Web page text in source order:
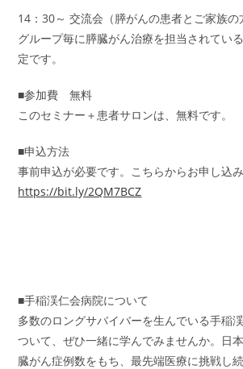
14：30～ 交流会（膵がんの患者とご家族
グループ毎に膵臓がん治療を担当されてい
定です。
■参加費 無料
このセミナー＋患者サロンは、無料です。
■申込方法
事前申込が必要です。こちらからお申し込
https://bit.ly/2QM7BCZ
■手稲渓仁会病院について
多数のロングサバイバーを生んでいる手稲
ついて、ぜひ一緒に学んでみませんか。日
臓がん症例数をもち、最先端医療に挑戦し